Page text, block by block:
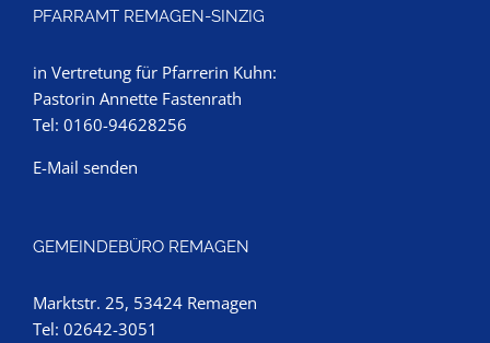
PFARRAMT REMAGEN-SINZIG
in Vertretung für Pfarrerin Kuhn:
Pastorin Annette Fastenrath
Tel: 0160-94628256
E-Mail senden
GEMEINDEBÜRO REMAGEN
Marktstr. 25, 53424 Remagen
Tel: 02642-3051